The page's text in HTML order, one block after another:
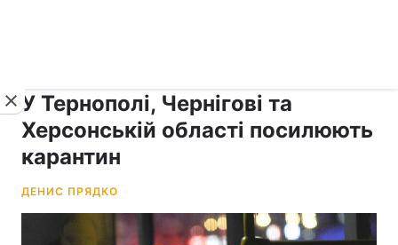
У Тернополі, Чернігові та
Херсонській області посилюють
карантин
ДЕНИС ПРЯДКО